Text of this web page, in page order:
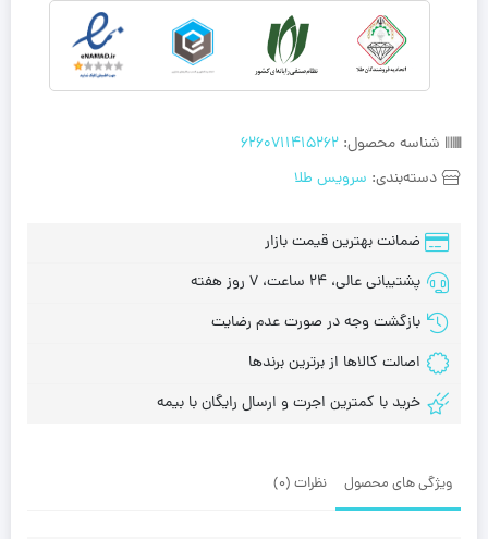
شناسه محصول: 6260711415262
دسته‌بندی: سرویس طلا
ضمانت بهترین قیمت بازار
پشتیبانی عالی، 24 ساعت، 7 روز هفته
بازگشت وجه در صورت عدم رضایت
اصالت کالاها از برترین برندها
خرید با کمترین اجرت و ارسال رایگان با بیمه
ویژگی های محصول نظرات (0)